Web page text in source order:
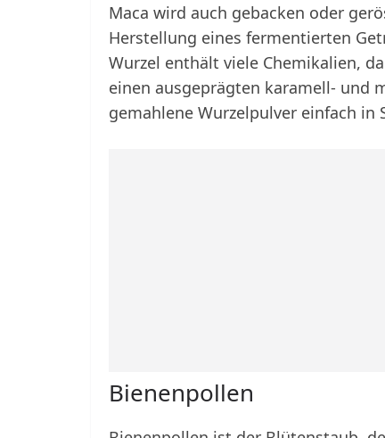
Maca wird auch gebacken oder
Herstellung eines fermentierten
Wurzel enthält viele Chemikalien,
einen ausgeprägten karamell- und
gemahlene Wurzelpulver einfach in
Bienenpollen